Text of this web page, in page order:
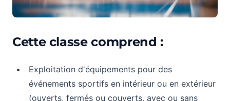
Cette classe comprend :
Exploitation d'équipements pour des
événements sportifs en intérieur ou en extérieur
(ouverts, fermés ou couverts, avec ou sans